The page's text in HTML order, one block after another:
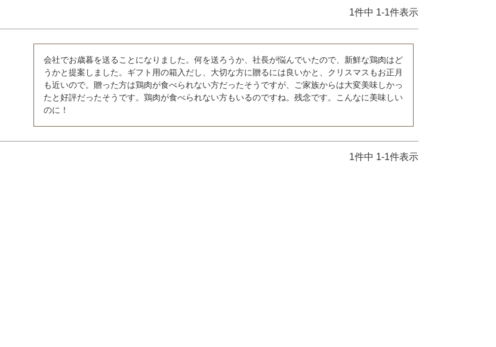
1件中 1-1件表示
会社でお歳暮を送ることになりました。何を送ろうか、社長が悩んでいたので、新鮮な鶏肉はど
うかと提案しました。ギフト用の箱入だし、大切な方に贈るには良いかと、クリスマスもお正月
も近いので。贈った方は鶏肉が食べられない方だったそうですが、ご家族からは大変美味しかっ
たと好評だったそうです。鶏肉が食べられない方もいるのですね。残念です。こんなに美味しい
のに！
1件中 1-1件表示